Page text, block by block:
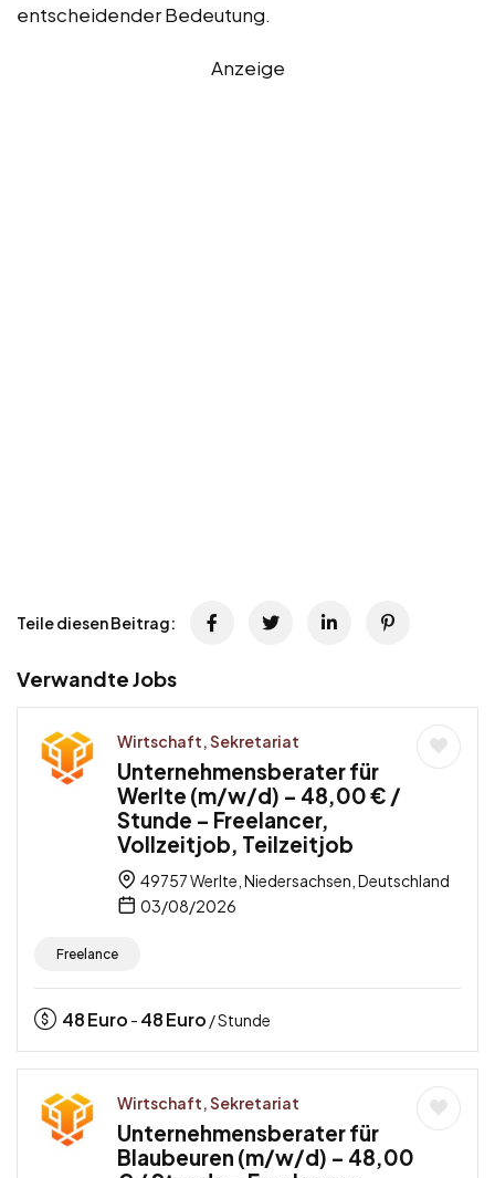
entscheidender Bedeutung.
Anzeige
Teile diesen Beitrag:
Verwandte Jobs
Wirtschaft, Sekretariat
Unternehmensberater für
Werlte (m/w/d) – 48,00 € /
Stunde – Freelancer,
Vollzeitjob, Teilzeitjob
49757 Werlte, Niedersachsen, Deutschland
03/08/2026
Freelance
48Euro - 48Euro / Stunde
Wirtschaft, Sekretariat
Unternehmensberater für
Blaubeuren (m/w/d) – 48,00